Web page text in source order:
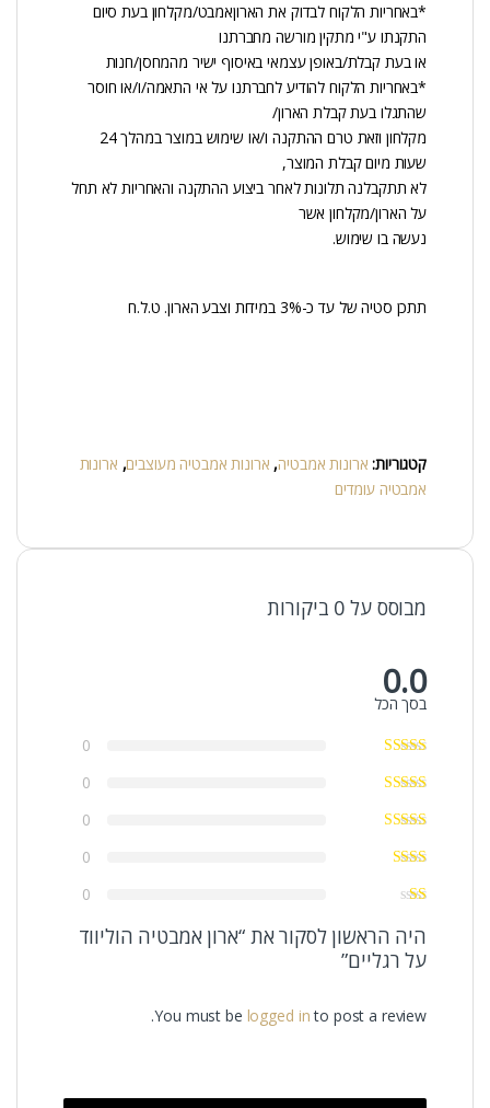
*באחריות הלקוח לבדוק את הארוןאמבט/מקלחון בעת סיום
התקנתו ע"י מתקין מורשה מחברתנו
או בעת קבלת/באופן עצמאי באיסוף ישיר מהמחסן/חנות
*באחריות הלקוח להודיע לחברתנו על אי התאמה/ו/או חוסר
שהתגלו בעת קבלת הארון/
מקלחון וזאת טרם ההתקנה ו/או שימוש במוצר במהלך 24
שעות מיום קבלת המוצר,
לא תתקבלנה תלונות לאחר ביצוע ההתקנה והאחריות לא תחל
על הארון/מקלחון אשר
נעשה בו שימוש.
תתכן סטיה של עד כ-3% במידות וצבע הארון. ט.ל.ח
קטגוריות: ארונות אמבטיה, ארונות אמבטיה מעוצבים, ארונות
אמבטיה עומדים
מבוסס על 0 ביקורות
0.0
בסך הכל
0
0
0
0
0
היה הראשון לסקור את “ארון אמבטיה הוליווד
על רגליים”
You must be logged into post a review.